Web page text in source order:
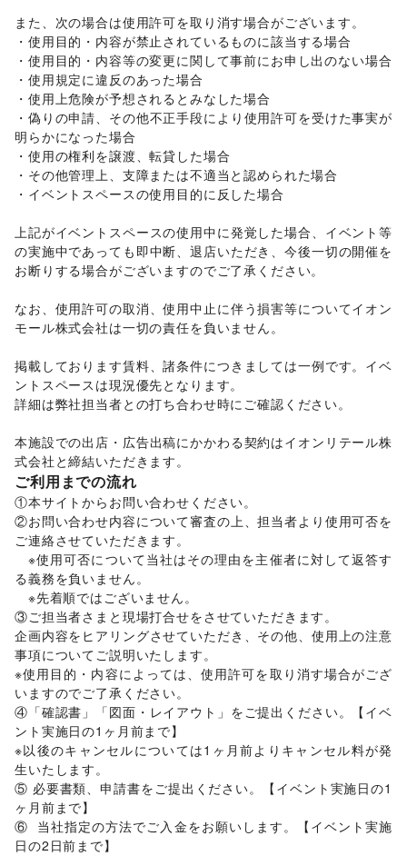
美容・健康・医療
ジム・フィットネス/ダイエット・健康グッズ/
美容・コスメ・香水/ヘアケア・シャンプー/美容家電/
ヘアサロン・ネイルサロン/マッサージ・整体
エステ・美容サービス/健康食品・サプリメント
女性用品・フェムテック/コンタクトレンズ/医療・医薬品
/その他美容・健康
エンタメ・ガジェット
PC・スマートフォン/ スマホアクセサリー /ガジェット
ゲーム /アニメ/コミック・マンガ/ アイドル・芸能人
Webメディア・アプリ/テレビ・ドラマ 映画/
音楽・ライブ/演劇/占い/ 公営競技・宝くじ/
その他エンタメ・ガジェット
絵画・書/写真・イラストレーション/ 立体作品・彫刻/
その他アート・デザイン
レジャー・スポーツ
バスケットボール/ゴルフ/その他レジャー・スポーツ
NPO・公共団体
地方公共団体・行政・政府/外国団体・大使館/募金・寄付
また、次の場合は使用許可を取り消す場合がございます。
・使用目的・内容が禁止されているものに該当する場合
・使用目的・内容等の変更に関して事前にお申し出のない場合
・使用規定に違反のあった場合
・使用上危険が予想されるとみなした場合
・偽りの申請、その他不正手段により使用許可を受けた事実が
明らかになった場合
・使用の権利を譲渡、転貸した場合
・その他管理上、支障または不適当と認められた場合
・イベントスペースの使用目的に反した場合
上記がイベントスペースの使用中に発覚した場合、イベント等
の実施中であっても即中断、退店いただき、今後一切の開催を
お断りする場合がございますのでご了承ください。
なお、使用許可の取消、使用中止に伴う損害等についてイオン
モール株式会社は一切の責任を負いません。
掲載しております賃料、諸条件につきましては一例です。イベ
ントスペースは現況優先となります。
詳細は弊社担当者との打ち合わせ時にご確認ください。
本施設での出店・広告出稿にかかわる契約はイオンリテール株
式会社と締結いただきます。
ご利用までの流れ
①本サイトからお問い合わせください。
②お問い合わせ内容について審査の上、担当者より使用可否を
ご連絡させていただきます。
※使用可否について当社はその理由を主催者に対して返答す
る義務を負いません。
※先着順ではございません。
③ご担当者さまと現場打合せをさせていただきます。
企画内容をヒアリングさせていただき、その他、使用上の注意
事項についてご説明いたします。
※使用目的・内容によっては、使用許可を取り消す場合がござ
いますのでご了承ください。
④「確認書」「図面・レイアウト」をご提出ください。【イベ
ント実施日の1ヶ月前まで】
※以後のキャンセルについては1ヶ月前よりキャンセル料が発
生いたします。
⑤ 必要書類、申請書をご提出ください。【イベント実施日の1
ヶ月前まで】
⑥  当社指定の方法でご入金をお願いします。【イベント実施
日の2日前まで】